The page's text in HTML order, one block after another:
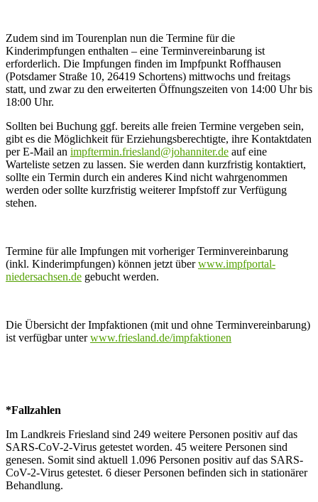
Zudem sind im Tourenplan nun die Termine für die
Kinderimpfungen enthalten – eine Terminvereinbarung ist
erforderlich. Die Impfungen finden im Impfpunkt Roffhausen
(Potsdamer Straße 10, 26419 Schortens) mittwochs und freitags
statt, und zwar zu den erweiterten Öffnungszeiten von 14:00 Uhr bis
18:00 Uhr.
Sollten bei Buchung ggf. bereits alle freien Termine vergeben sein,
gibt es die Möglichkeit für Erziehungsberechtigte, ihre Kontaktdaten
per E-Mail an impftermin.friesland@johanniter.de auf eine
Warteliste setzen zu lassen. Sie werden dann kurzfristig kontaktiert,
sollte ein Termin durch ein anderes Kind nicht wahrgenommen
werden oder sollte kurzfristig weiterer Impfstoff zur Verfügung
stehen.
Termine für alle Impfungen mit vorheriger Terminvereinbarung
(inkl. Kinderimpfungen) können jetzt überwww.impfportal-
niedersachsen.de gebucht werden.
Die Übersicht der Impfaktionen (mit und ohne Terminvereinbarung)
ist verfügbar unterwww.friesland.de/impfaktionen
*Fallzahlen
Im Landkreis Friesland sind 249 weitere Personen positiv auf das
SARS-CoV-2-Virus getestet worden. 45 weitere Personen sind
genesen. Somit sind aktuell 1.096 Personen positiv auf das SARS-
CoV-2-Virus getestet. 6 dieser Personen befinden sich in stationärer
Behandlung.